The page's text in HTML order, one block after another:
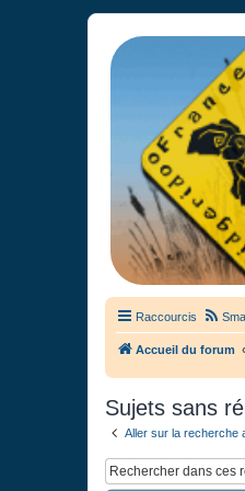
France
Didgeridoo et
Raccourcis
Accueil du forum
Sujets sans
Aller sur la recherche